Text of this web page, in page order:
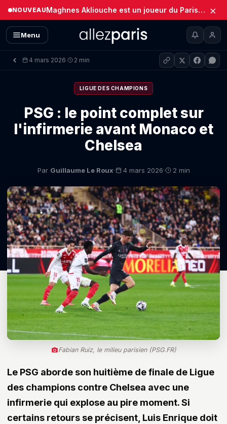
NOUVEAU Maghnes Akliouche est un joueur du Paris Saint-Germain (Officiel) ×
Menu
4 mars 2026· 2 min
LIGUE DES CHAMPIONS
PSG : le point complet sur
l'infirmerie avant Monaco et
Chelsea
Par Guillaume Le Roux· 4 mars 2026· 2 min
Fabian Ruiz, le milieu parisien (PSG.FR)
Le PSG aborde son huitième de finale de Ligue
des champions contre Chelsea avec une
infirmerie qui explose au pire moment. Si
certains retours se précisent, Luis Enrique doit